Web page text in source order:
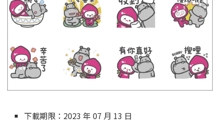
下載期限：2023 年 07 月 13 日